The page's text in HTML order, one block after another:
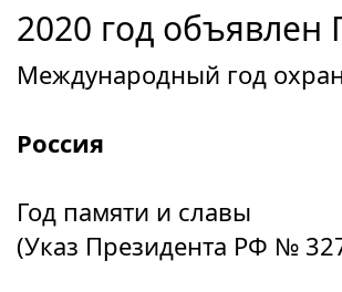
2020 год объявлен
Международный год
Россия
Год памяти и славы
(Указ Президента РФ №